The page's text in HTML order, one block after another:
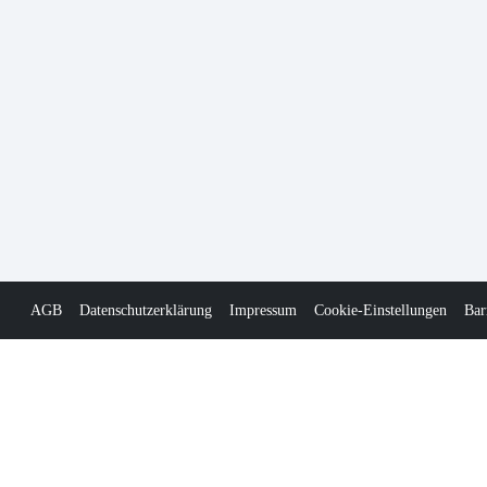
AGB Datenschutzerklärung Impressum Cookie-Einstellungen